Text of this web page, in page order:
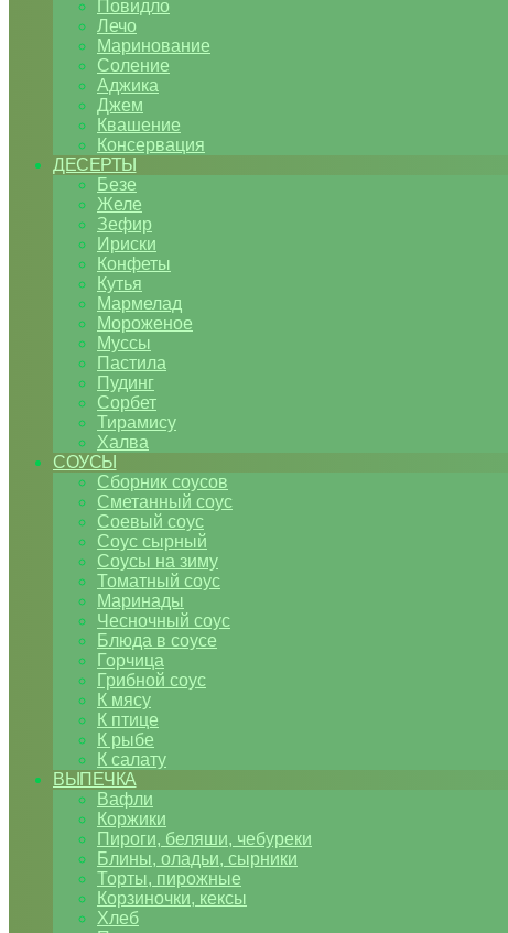
Повидло
Лечо
Маринование
Соление
Аджика
Джем
Квашение
Консервация
ДЕСЕРТЫ
Безе
Желе
Зефир
Ириски
Конфеты
Кутья
Мармелад
Мороженое
Муссы
Пастила
Пудинг
Сорбет
Тирамису
Халва
СОУСЫ
Сборник соусов
Сметанный соус
Соевый соус
Соус сырный
Соусы на зиму
Томатный соус
Маринады
Чесночный соус
Блюда в соусе
Горчица
Грибной соус
К мясу
К птице
К рыбе
К салату
ВЫПЕЧКА
Вафли
Коржики
Пироги, беляши, чебуреки
Блины, оладьи, сырники
Торты, пирожные
Корзиночки, кексы
Хлеб